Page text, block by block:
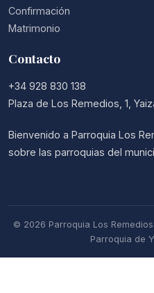
Confirmación
Matrimonio
Contacto
+34 928 830 138
Plaza de Los Remedios, 1,
Bienvenido a Parroquia Los
sobre las parroquias del
© 2026 Parroquia Los
Parroquia de